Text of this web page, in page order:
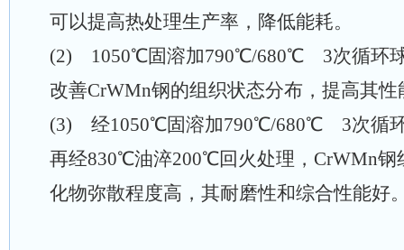
可以提高热处理生产率，降低能耗。
(2) 1050℃固溶加790℃/680℃ 3次循环球
改善CrWMn钢的组织状态分布，提高其
(3) 经1050℃固溶加790℃/680℃ 3次循环
再经830℃油淬200℃回火处理，CrWMn钢
化物弥散程度高，其耐磨性和综合性能好